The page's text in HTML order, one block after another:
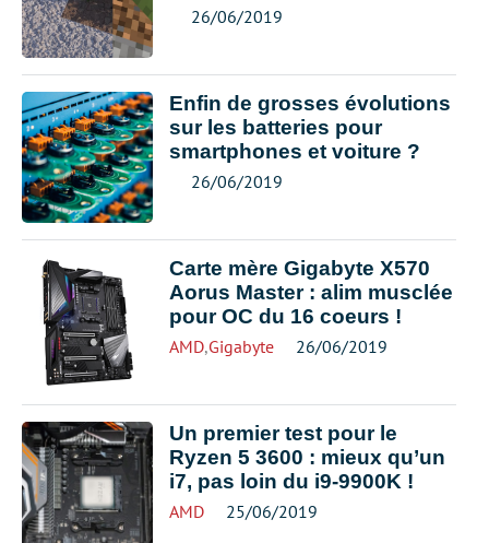
26/06/2019
Enfin de grosses évolutions
sur les batteries pour
smartphones et voiture ?
26/06/2019
Carte mère Gigabyte X570
Aorus Master : alim musclée
pour OC du 16 coeurs !
AMD,Gigabyte 26/06/2019
Un premier test pour le
Ryzen 5 3600 : mieux qu’un
i7, pas loin du i9-9900K !
AMD 25/06/2019